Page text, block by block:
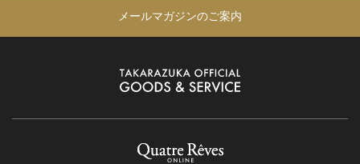
メールマガジンのご案内